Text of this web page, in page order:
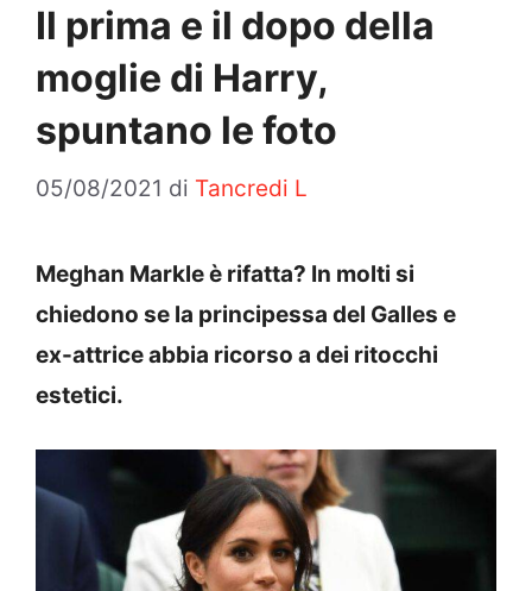
Il prima e il dopo della
moglie di Harry,
spuntano le foto
05/08/2021 di Tancredi L
Meghan Markle è rifatta? In molti si
chiedono se la principessa del Galles e
ex-attrice abbia ricorso a dei ritocchi
estetici.